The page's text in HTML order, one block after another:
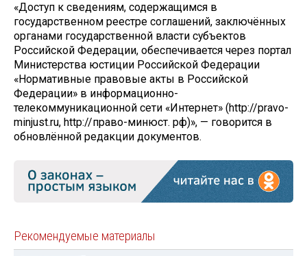
«Доступ к сведениям, содержащимся в
государственном реестре соглашений, заключённых
органами государственной власти субъектов
Российской Федерации, обеспечивается через портал
Министерства юстиции Российской Федерации
«Нормативные правовые акты в Российской
Федерации» в информационно-
телекоммуникационной сети «Интернет» (http://pravo-
minjust.ru, http://право-минюст. рф)», — говорится в
обновлённой редакции документов.
Рекомендуемые материалы